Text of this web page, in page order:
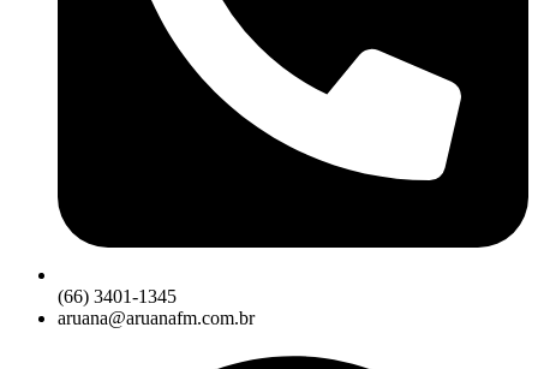
(66) 3401-1345
aruana@aruanafm.com.br